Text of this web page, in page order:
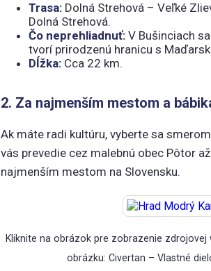
Trasa: Dolná Strehová – Veľké
Dolná Strehová.
Čo neprehliadnuť: V Bušinciach
tvorí prirodzenú hranicu s
Dĺžka: Cca 22 km.
2. Za najmenším mestom a
Ak máte radi kultúru, vyberte sa
vás prevedie cez malebnú obec Pôtor
najmenším mestom na Slovensku.
Kliknite na obrázok pre zobrazenie zdrojovej
obrázku: Civertan – Vlastné